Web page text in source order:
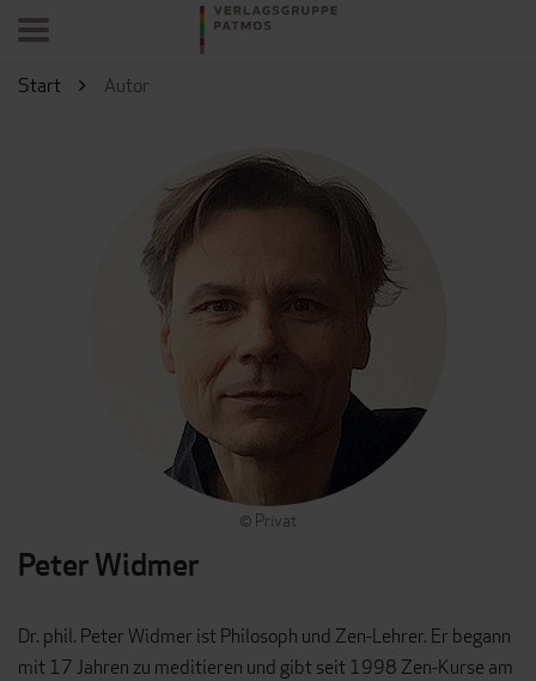
Start Autor
© Privat
Peter Widmer
Dr. phil. Peter Widmer ist Philosoph und Zen-Lehrer. Er begann
mit 17 Jahren zu meditieren und gibt seit 1998 Zen-Kurse am